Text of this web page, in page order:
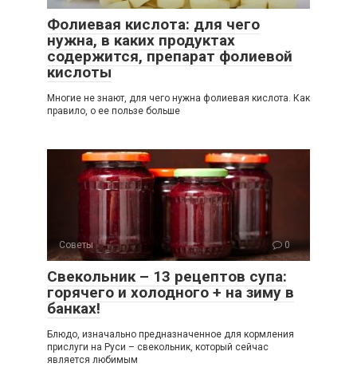
Фолиевая кислота: для чего
нужна, в каких продуктах
содержится, препарат фолиевой
кислоты
Многие не знают, для чего нужна фолиевая кислота. Как
правило, о ее пользе больше
Советы 0
Свекольник – 13 рецептов супа:
горячего и холодного + на зиму в
банках!
Блюдо, изначально предназначенное для кормления
прислуги на Руси – свекольник, который сейчас
является любимым